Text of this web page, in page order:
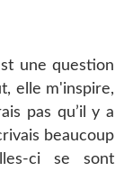
une question
elle m'inspire,
pas qu’il y a
beaucoup
ci se sont